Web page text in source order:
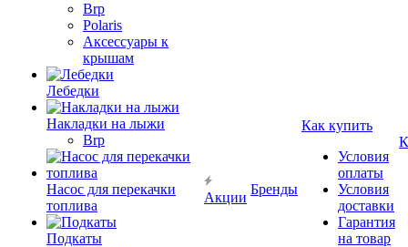
Brp
Polaris
Аксессуары к
крышам
Лебедки
Накладки на лыжи
Brp
Насос для перекачки
топлива
Подкаты
Акции
Бренды
Как купить
Условия
оплаты
Условия
доставки
Гарантия
на товар